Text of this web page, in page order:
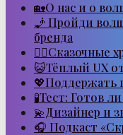
🏡О нас и о
🧞 Пройди
бренда
🧙‍♂️Сказочные
😺Тёплый UX
💖Поддержать
🧪Тест: Готов
💫Дизайнер и
🎧 Подкаст